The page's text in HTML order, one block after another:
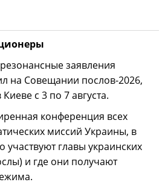
заявления
на Совещании послов-2026,
с 3 по 7 августа.
конференция всех
миссий Украины, в
участвуют главы украинских
и где они получают